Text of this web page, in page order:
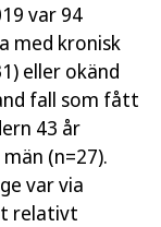
var 94
med kronisk
eller okänd
fall som fått
43 år
(n=27).
var via
relativt